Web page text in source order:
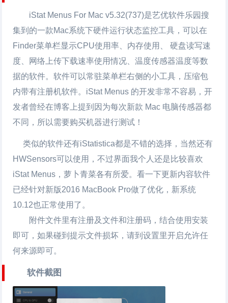
iStat Menus For Mac v5.32(737)是艺优软件乐园搜
集到的一款Mac系统下硬件运行状态监控工具，可以在
Finder菜单栏显示CPU使用率、内存使用、 硬盘读写速
度、网络上传下载速率使用情况、温度传感器温度等数
据的软件。软件可以常驻菜单栏右侧的小工具，压缩包
内带有注册机软件。iStat Menus 的开发非常不容易，开
发者曾经在博客上提到因为每次新款 Mac 电脑传感器都
不同，所以需要购买机器进行测试！
类似的软件还有iStatistica都是不错的选择，当然还有
HWSensors可以使用，不过界面我个人还是比较喜欢
iStat Menus，萝卜青菜各有所爱。看一下更新内容软件
已经针对新版2016 MacBook Pro做了优化，新系统
10.12也正常使用了。
附件文件里有注册及文件和注册码，结合使用安装
即可，如果碰到提示文件损坏，请到设置里开启允许任
何来源即可。
软件截图